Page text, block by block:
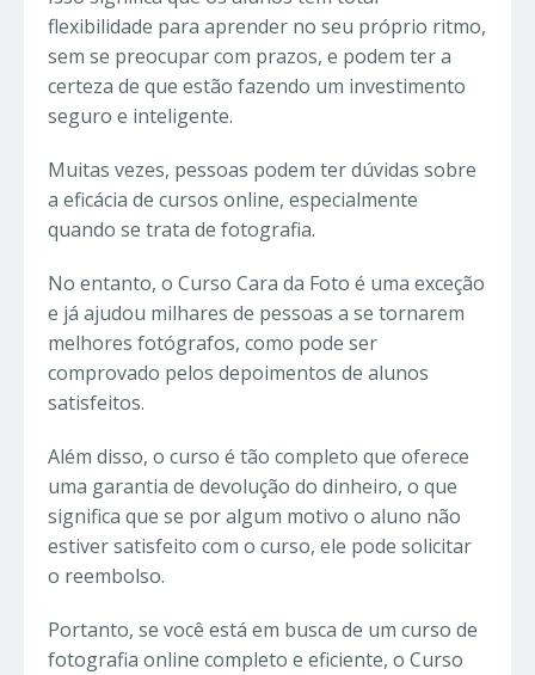
flexibilidade para aprender no seu próprio ritmo,
sem se preocupar com prazos, e podem ter a
certeza de que estão fazendo um investimento
seguro e inteligente.
Muitas vezes, pessoas podem ter dúvidas sobre
a eficácia de cursos online, especialmente
quando se trata de fotografia.
No entanto, o Curso Cara da Foto é uma exceção
e já ajudou milhares de pessoas a se tornarem
melhores fotógrafos, como pode ser
comprovado pelos depoimentos de alunos
satisfeitos.
Além disso, o curso é tão completo que oferece
uma garantia de devolução do dinheiro, o que
significa que se por algum motivo o aluno não
estiver satisfeito com o curso, ele pode solicitar
o reembolso.
Portanto, se você está em busca de um curso de
fotografia online completo e eficiente, o Curso